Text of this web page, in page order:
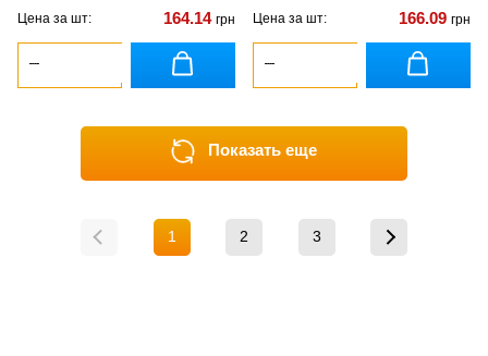
Цена за шт: 164.14 грн Цена за шт: 166.09 грн
Показать еще
1 2 3